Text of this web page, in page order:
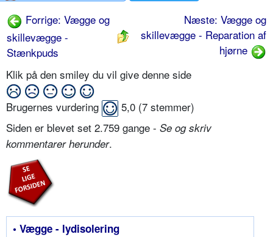
Forrige: Vægge og
skillevægge -
Stænkpuds
Næste: Vægge og
skillevægge - Reparation af
hjørne
Klik på den smiley du vil give denne side
Brugernes vurdering 5,0 (7 stemmer)
Siden er blevet set 2.759 gange - Se og skriv
kommentarer herunder.
• Vægge - lydisolering